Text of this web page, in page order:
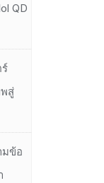
QD
สู่
มข้อ